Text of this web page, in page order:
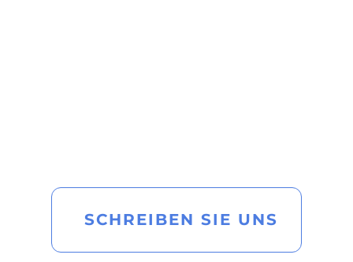
SCHREIBEN SIE UNS